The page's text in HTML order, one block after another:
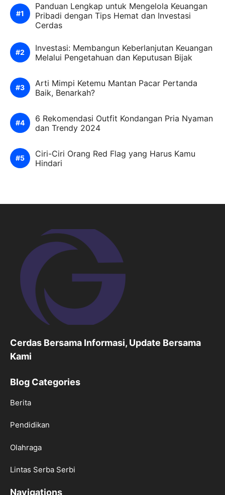
Panduan Lengkap untuk Mengelola Keuangan
Pribadi dengan Tips Hemat dan Investasi
Cerdas
Investasi: Membangun Keberlanjutan Keuangan
Melalui Pengetahuan dan Keputusan Bijak
Arti Mimpi Ketemu Mantan Pacar Pertanda
Baik, Benarkah?
6 Rekomendasi Outfit Kondangan Pria Nyaman
dan Trendy 2024
Ciri-Ciri Orang Red Flag yang Harus Kamu
Hindari
Cerdas Bersama Informasi, Update Bersama
Kami
Blog Categories
Berita
Pendidikan
Olahraga
Lintas Serba Serbi
Navigations